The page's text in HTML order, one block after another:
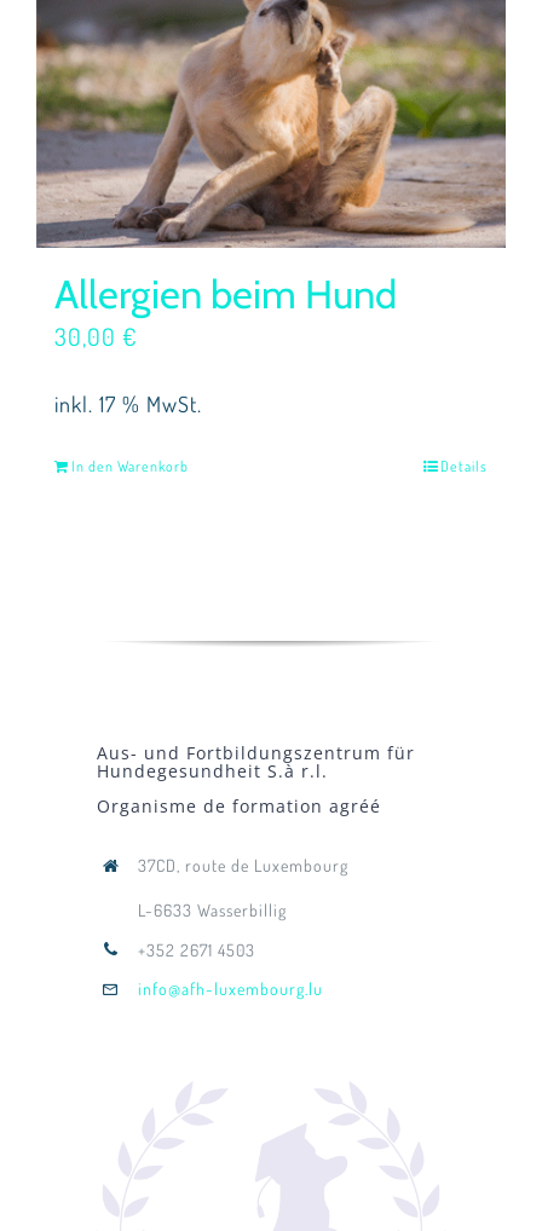
Allergien beim Hund
30,00 €
inkl. 17 % MwSt.
In den Warenkorb Details
Aus- und Fortbildungszentrum für
Hundegesundheit S.à r.l.
Organisme de formation agréé
37CD, route de Luxembourg
L-6633 Wasserbillig
+352 2671 4503
info@afh-luxembourg.lu